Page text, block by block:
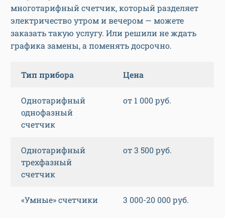
многотарифный счетчик, который разделяет
электричество утром и вечером — можете
заказать такую услугу. Или решили не ждать
графика замены, а поменять досрочно.
Тип прибора Цена
Однотарифный
однофазный
счетчик
от 1 000 руб.
Однотарифный
трехфазный
счетчик
от 3 500 руб.
«Умные» счетчики 3 000-20 000 руб.